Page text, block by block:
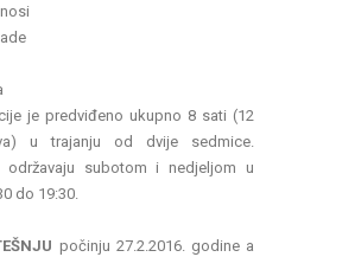
je predviđeno ukupno 8 sati (12
u trajanju od dvije sedmice.
održavaju subotom i nedjeljom u
do 19:30.
počinju 27.2.2016. godine a